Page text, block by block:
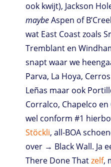
ook kwijt), Jackson
maybeAspen of
wat East Coast zoals
Tremblant en
snapt waar we
Parva, La Hoya,
Leñas maar ook
Corralco, Chapelco
wel conform #1
Stöckli, all-BOA
over → Black Wall. Ja
There Done Thatzelf,